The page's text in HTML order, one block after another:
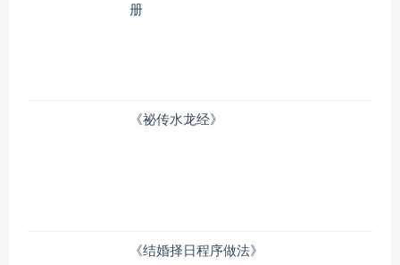
册
《祕传水龙经》
《结婚择日程序做法》